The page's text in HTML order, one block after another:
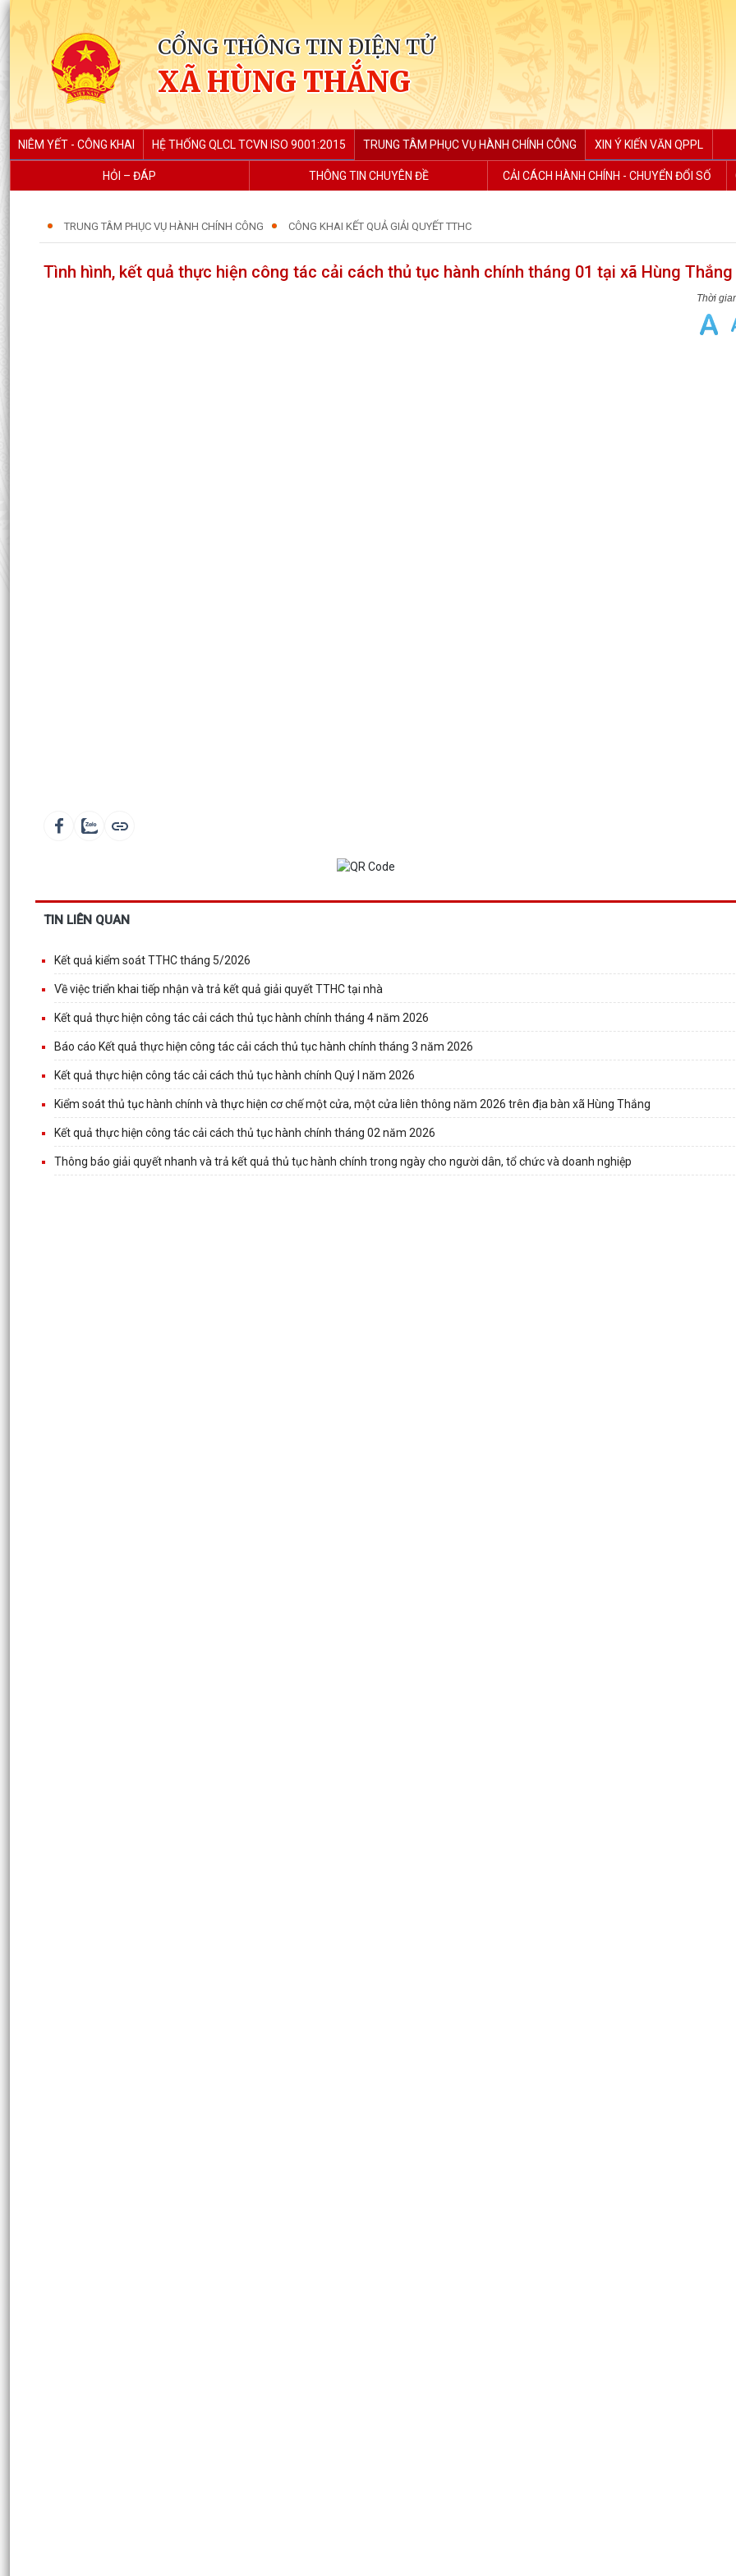
CỔNG THÔNG TIN ĐIỆN TỬ
XÃ HÙNG THẮNG
NIÊM YẾT - CÔNG KHAI HỆ THỐNG QLCL TCVN ISO 9001:2015 TRUNG TÂM PHỤC VỤ HÀNH CHÍNH CÔNG XIN Ý KIẾN VĂN QPPL
HỎI – ĐÁP THÔNG TIN CHUYÊN ĐỀ CẢI CÁCH HÀNH CHÍNH - CHUYỂN ĐỔI SỐ
TRUNG TÂM PHỤC VỤ HÀNH CHÍNH CÔNG CÔNG KHAI KẾT QUẢ GIẢI QUYẾT TTHC
Tình hình, kết quả thực hiện công tác cải cách thủ tục hành chính tháng 01 tại xã Hùng Thắng
TIN LIÊN QUAN
Kết quả kiểm soát TTHC tháng 5/2026
Về việc triển khai tiếp nhận và trả kết quả giải quyết TTHC tại nhà
Kết quả thực hiện công tác cải cách thủ tục hành chính tháng 4 năm 2026
Báo cáo Kết quả thực hiện công tác cải cách thủ tục hành chính tháng 3 năm 2026
Kết quả thực hiện công tác cải cách thủ tục hành chính Quý I năm 2026
Kiểm soát thủ tục hành chính và thực hiện cơ chế một cửa, một cửa liên thông năm 2026 trên địa bàn xã Hùng Thắng
Kết quả thực hiện công tác cải cách thủ tục hành chính tháng 02 năm 2026
Thông báo giải quyết nhanh và trả kết quả thủ tục hành chính trong ngày cho người dân, tổ chức và doanh nghiệp